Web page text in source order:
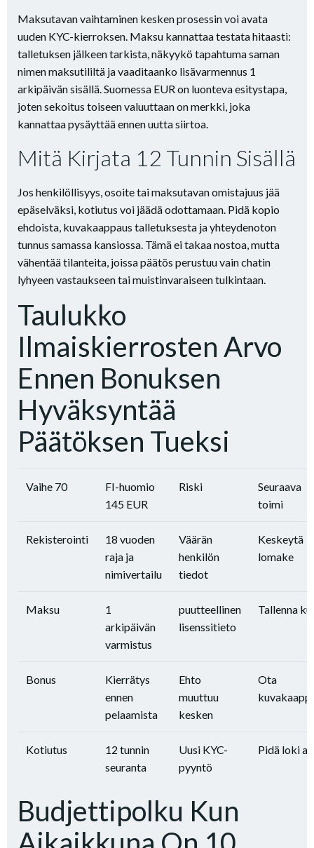
Maksutavan vaihtaminen kesken prosessin voi avata
uuden KYC-kierroksen. Maksu kannattaa testata hitaasti:
talletuksen jälkeen tarkista, näkyykö tapahtuma saman
nimen maksutililtä ja vaaditaanko lisävarmennus 1
arkipäivän sisällä. Suomessa EUR on luonteva esitystapa,
joten sekoitus toiseen valuuttaan on merkki, joka
kannattaa pysäyttää ennen uutta siirtoa.
Mitä Kirjata 12 Tunnin Sisällä
Jos henkilöllisyys, osoite tai maksutavan omistajuus jää
epäselväksi, kotiutus voi jäädä odottamaan. Pidä kopio
ehdoista, kuvakaappaus talletuksesta ja yhteydenoton
tunnus samassa kansiossa. Tämä ei takaa nostoa, mutta
vähentää tilanteita, joissa päätös perustuu vain chatin
lyhyeen vastaukseen tai muistinvaraiseen tulkintaan.
Taulukko
Ilmaiskierrosten Arvo
Ennen Bonuksen
Hyväksyntää
Päätöksen Tueksi
Vaihe 70
FI-huomio
145 EUR
Riski
Seuraava
toimi
Rekisterointi
18 vuoden
raja ja
nimivertailu
Väärän
henkilön
tiedot
Keskeytä
lomake
Maksu
1
arkipäivän
varmistus
puutteellinen
lisenssitieto
Tallenna
Bonus
Kierrätys
ennen
pelaamista
Ehto
muuttuu
kesken
Ota
Kotiutus
12 tunnin
seuranta
Uusi KYC-
pyyntö
Pidä loki
Budjettipolku Kun